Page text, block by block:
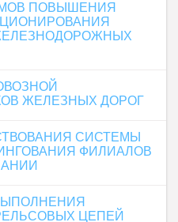
ПОВЫШЕНИЯ
ЖЕЛЕЗНЫХ ДОРОГ
СИСТЕМЫ
ФИЛИАЛОВ
ЦЕПЕЙ